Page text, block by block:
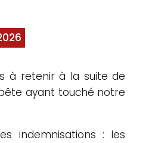
à retenir à la suite de
ayant touché notre
indemnisations : les